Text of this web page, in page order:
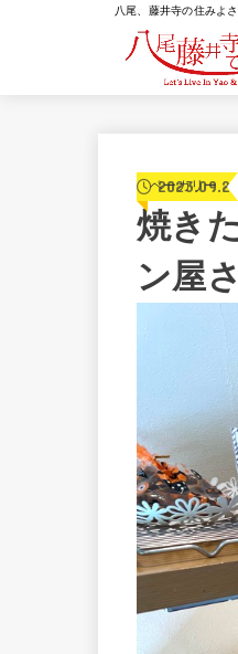
八尾、藤井寺の住みよ
ベーカリー
2023.09.23
焼き
ン屋